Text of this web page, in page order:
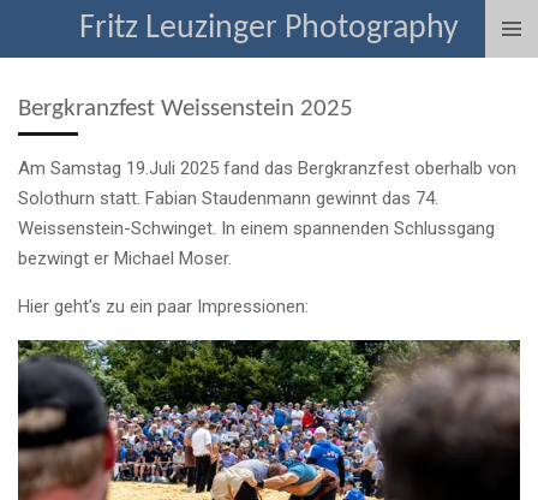
Hauptinhalt
Fritz Leuzinger Photography
Bergkranzfest Weissenstein 2025
Am Samstag 19.Juli 2025 fand das Bergkranzfest oberhalb von
Solothurn statt. Fabian Staudenmann gewinnt das 74.
Weissenstein-Schwinget. In einem spannenden Schlussgang
bezwingt er Michael Moser.
Hier geht's zu ein paar Impressionen: